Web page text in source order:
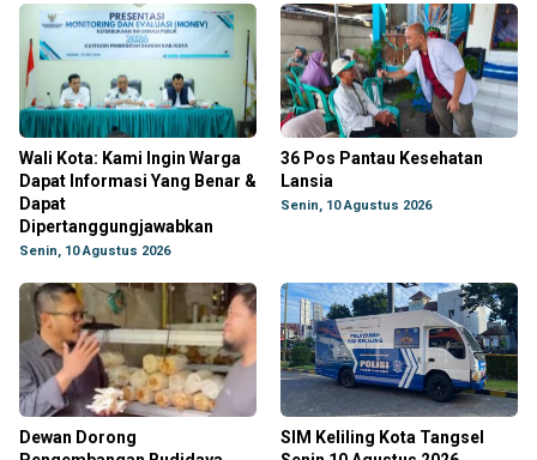
Wali Kota: Kami Ingin Warga
Dapat Informasi Yang Benar &
Dapat
Dipertanggungjawabkan
Senin, 10 Agustus 2026
36 Pos Pantau Kesehatan
Lansia
Senin, 10 Agustus 2026
Dewan Dorong
SIM Keliling Kota Tangsel